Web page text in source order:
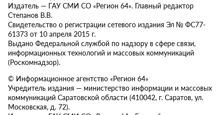
Издатель — ГАУ СМИ СО «Регион 64». Главный редактор
Степанов В.В.
Свидетельство о регистрации сетевого издания Эл № ФС77-
61373 от 10 апреля 2015 г.
Выдано Федеральной службой по надзору в сфере связи,
информационных технологий и массовых коммуникаций
(Роскомнадзор).
© Информационное агентство «Регион 64»
Учредитель издания — министерство информации и массовых
коммуникаций Саратовской области (410042, г. Саратов, ул.
Московская, д. 72).